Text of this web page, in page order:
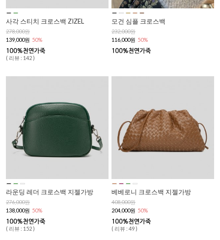
사각 스티치 크로스백 ZIZEL
278,000원
139,000원 50%
( 리뷰 : 142 )
모건 심플 크로스백
232,000원
116,000원 50%
라운딩 레더 크로스백 지젤가방
276,000원
138,000원 50%
( 리뷰 : 152 )
베베로니 크로스백 지젤가방
408,000원
204,000원 50%
( 리뷰 : 49 )